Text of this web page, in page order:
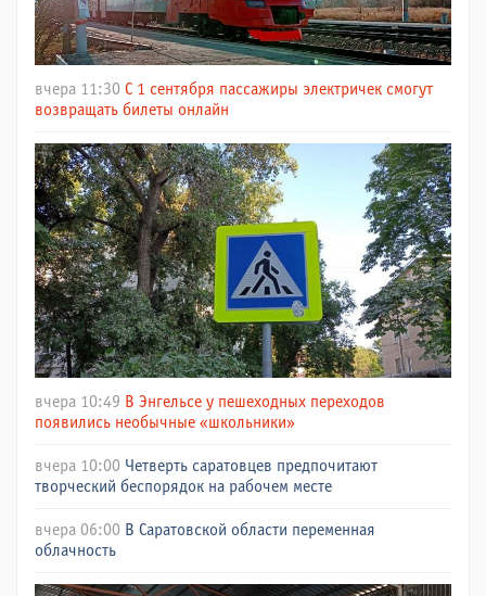
вчера 11:30 С 1 сентября пассажиры электричек смогут
возвращать билеты онлайн
вчера 10:49 В Энгельсе у пешеходных переходов
появились необычные «школьники»
вчера 10:00 Четверть саратовцев предпочитают
творческий беспорядок на рабочем месте
вчера 06:00 В Саратовской области переменная
облачность